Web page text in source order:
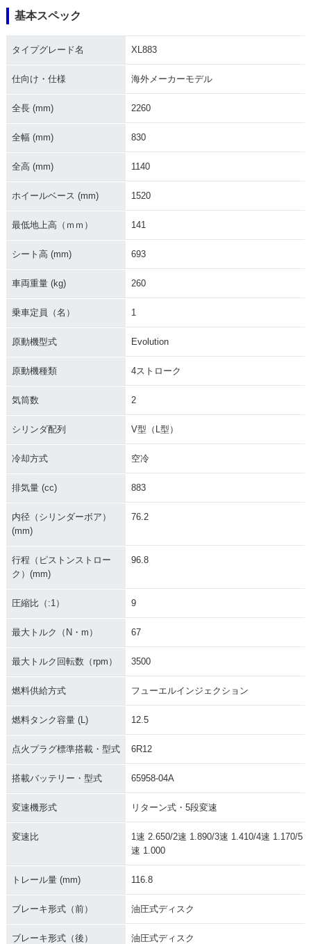
2006年 XL883
1998年 XL883
1995年 XL883 1994年 XL883
基本スペック
タイプグレード名 XL883
仕向け・仕様 海外メーカーモデル
全長 (mm) 2260
全幅 (mm) 830
全高 (mm) 1140
ホイールベース (mm) 1520
最低地上高（ｍｍ） 141
シート高 (mm) 693
車両重量 (kg) 260
乗車定員（名） 1
原動機型式 Evolution
原動機種類 4ストローク
気筒数 2
シリンダ配列 V型（L型）
冷却方式 空冷
排気量 (cc) 883
内径（シリンダーボア）
(mm)
76.2
行程（ピストンストロー
ク）(mm)
96.8
圧縮比（:1） 9
最大トルク（N・m） 67
最大トルク回転数（rpm） 3500
燃料供給方式 フューエルインジェクション
燃料タンク容量 (L) 12.5
点火プラグ標準搭載・型式 6R12
搭載バッテリー・型式 65958-04A
変速機形式 リターン式・5段変速
変速比
1速 2.650/2速 1.890/3速 1.410/4速 1.170/5
速 1.000
トレール量 (mm) 116.8
ブレーキ形式（前） 油圧式ディスク
ブレーキ形式（後） 油圧式ディスク